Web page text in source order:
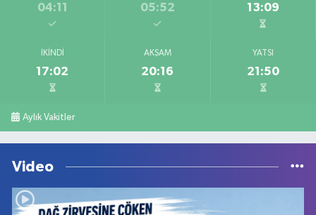
04:11 05:52 13:09
İKINDI
17:02
AKŞAM
20:16
YATSI
21:50
Aylık Vakitler
Video